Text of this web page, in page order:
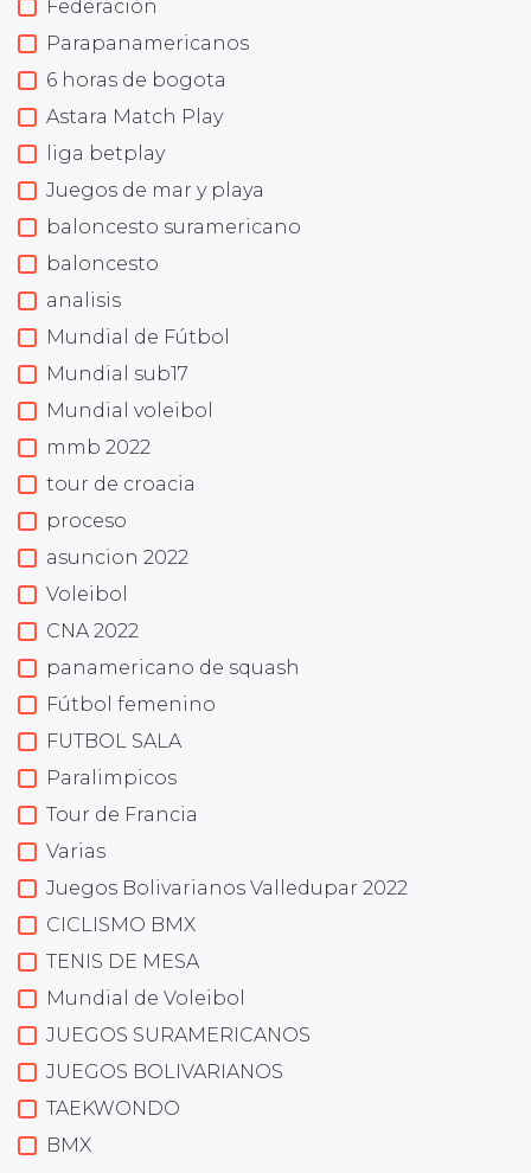
Federación
Parapanamericanos
6 horas de bogota
Astara Match Play
liga betplay
Juegos de mar y playa
baloncesto suramericano
baloncesto
analisis
Mundial de Fútbol
Mundial sub17
Mundial voleibol
mmb 2022
tour de croacia
proceso
asuncion 2022
Voleibol
CNA 2022
panamericano de squash
Fútbol femenino
FUTBOL SALA
Paralimpicos
Tour de Francia
Varias
Juegos Bolivarianos Valledupar 2022
CICLISMO BMX
TENIS DE MESA
Mundial de Voleibol
JUEGOS SURAMERICANOS
JUEGOS BOLIVARIANOS
TAEKWONDO
BMX